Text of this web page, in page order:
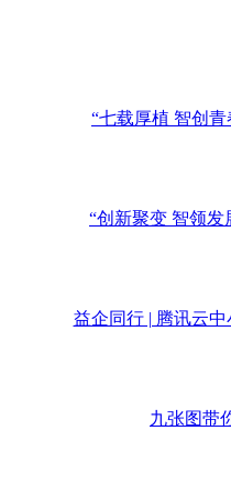
“七载厚植 智创
“创新聚变 智领
益企同行 | 腾讯云
九张图带